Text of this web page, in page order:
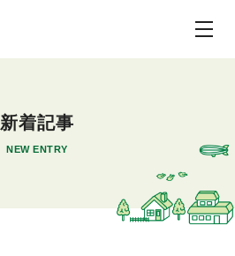
新着記事
NEW ENTRY